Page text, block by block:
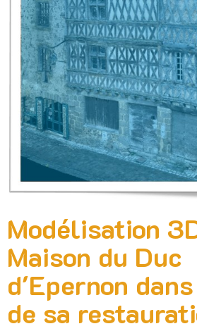
Modélisation
Maison du Duc
d'Epernon
de sa